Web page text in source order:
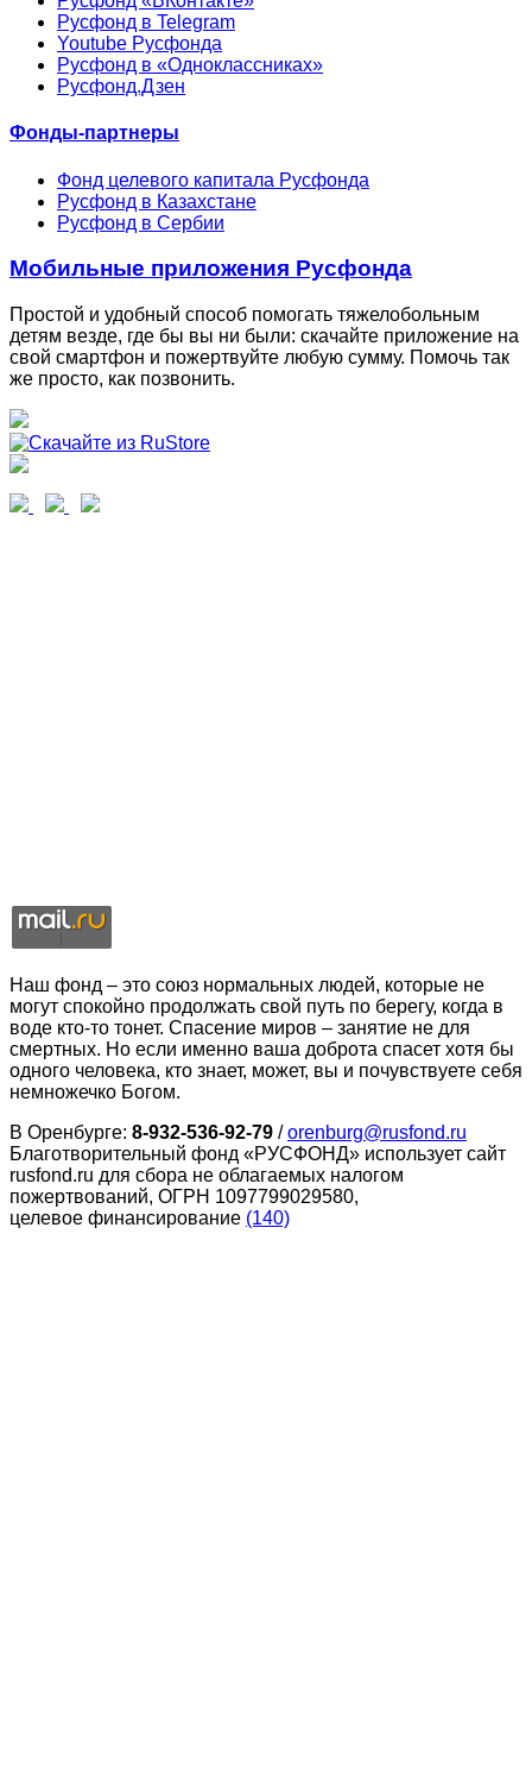
Русфонд в Telegram
Youtube Русфонда
Русфонд в «Одноклассниках»
Русфонд.Дзен
Фонды-партнеры
Фонд целевого капитала Русфонда
Русфонд в Казахстане
Русфонд в Сербии
Мобильные приложения Русфонда
Простой и удобный способ помогать тяжелобольным
детям везде, где бы вы ни были: скачайте приложение на
свой смартфон и пожертвуйте любую сумму. Помочь так
же просто, как позвонить.
Наш фонд – это союз нормальных людей, которые не
могут спокойно продолжать свой путь по берегу, когда в
воде кто-то тонет. Спасение миров – занятие не для
смертных. Но если именно ваша доброта спасет хотя бы
одного человека, кто знает, может, вы и почувствуете себя
немножечко Богом.
В Оренбурге: 8-932-536-92-79 /orenburg@rusfond.ru
Благотворительный фонд «РУСФОНД» использует сайт
rusfond.ru для сбора не облагаемых налогом
пожертвований, ОГРН 1097799029580,
целевое финансирование (140)